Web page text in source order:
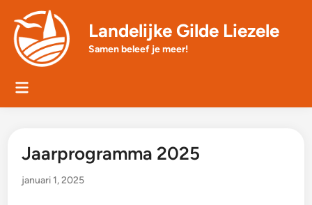
content
Landelijke Gilde Liezele
Samen beleef je meer!
Main
Jaarprogramma 2025
januari 1, 2025